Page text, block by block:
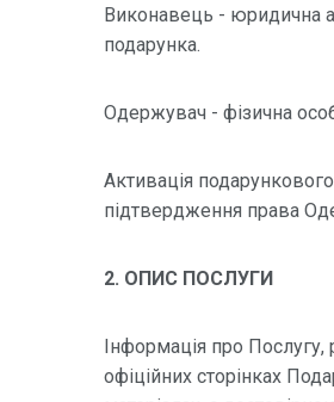
Виконавець - юридична
подарунка.
Одержувач - фізична
Активація
підтвердження права
2. ОПИС ПОСЛУГИ
Інформація про Послугу,
офіційних сторінках